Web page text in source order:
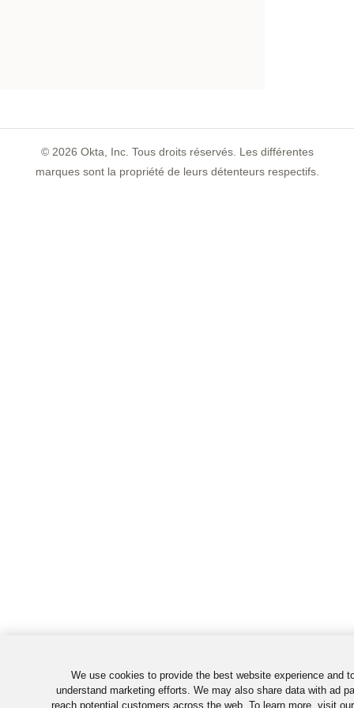
© 2026 Okta, Inc. Tous droits réservés. Les différentes
marques sont la propriété de leurs détenteurs respectifs.
We use cookies to provide the best website experience and
understand marketing efforts. We may also share data with ad
reach potential customers across the web. To learn more, visit